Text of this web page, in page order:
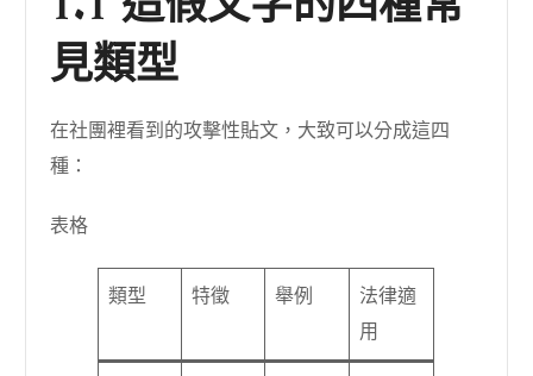
見類型
在社團裡看到的攻擊性貼文，大致可以分成這四
種：
表格
類型 特徵 舉例
法律適
用